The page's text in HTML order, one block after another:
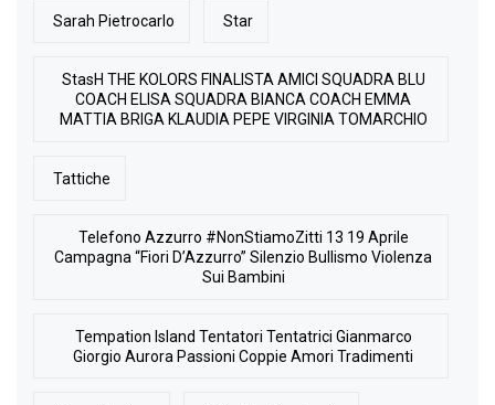
Sarah Pietrocarlo Star
StasH THE KOLORS FINALISTA AMICI SQUADRA BLU
COACH ELISA SQUADRA BIANCA COACH EMMA
MATTIA BRIGA KLAUDIA PEPE VIRGINIA TOMARCHIO
Tattiche
Telefono Azzurro #NonStiamoZitti 13 19 Aprile
Campagna “Fiori D’Azzurro” Silenzio Bullismo Violenza
Sui Bambini
Tempation Island Tentatori Tentatrici Gianmarco
Giorgio Aurora Passioni Coppie Amori Tradimenti